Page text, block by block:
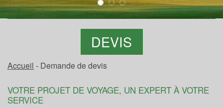
DEVIS
Accueil - Demande de devis
VOTRE PROJET DE VOYAGE, UN EXPERT À VOTRE
SERVICE